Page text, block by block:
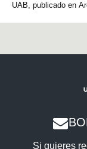
UAB, publicado en
Si quieres